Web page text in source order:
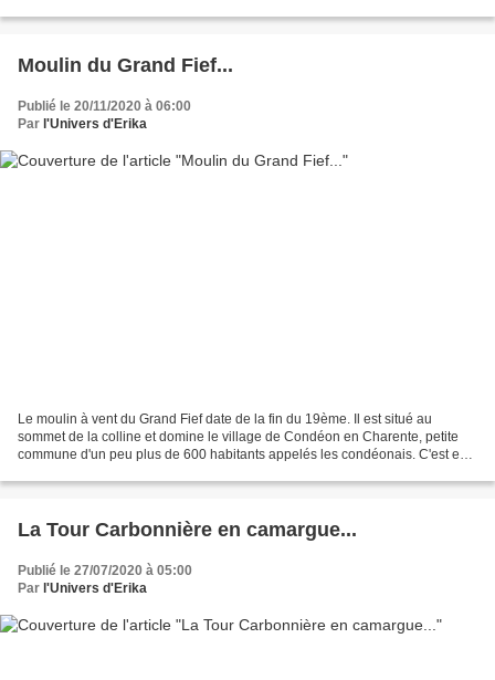
Moulin du Grand Fief...
Publié le 20/11/2020 à 06:00
Par l'Univers d'Erika
Le moulin à vent du Grand Fief date de la fin du 19ème. Il est situé au
sommet de la colline et domine le village de Condéon en Charente, petite
commune d'un peu plus de 600 habitants appelés les condéonais. C'est en
La Tour Carbonnière en camargue...
Publié le 27/07/2020 à 05:00
Par l'Univers d'Erika